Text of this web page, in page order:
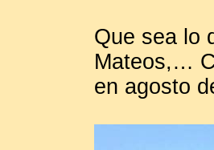
Que sea lo
Mateos,…
en agosto